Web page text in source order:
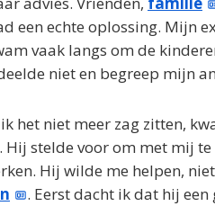
een echte oplossing. Mijn
vaak langs om de
niet en begreep mijn
het niet meer zag zitten,
Hij stelde voor om met mij
Hij wilde me helpen,
. Eerst dacht ik dat hij